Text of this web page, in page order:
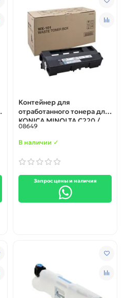
Контейнер для
отработанного тонера для
KONICA MINOLTA C220 /
C280 / C360 (A162WY1)
original
08649
В наличии ✓
Запрос цены и наличия